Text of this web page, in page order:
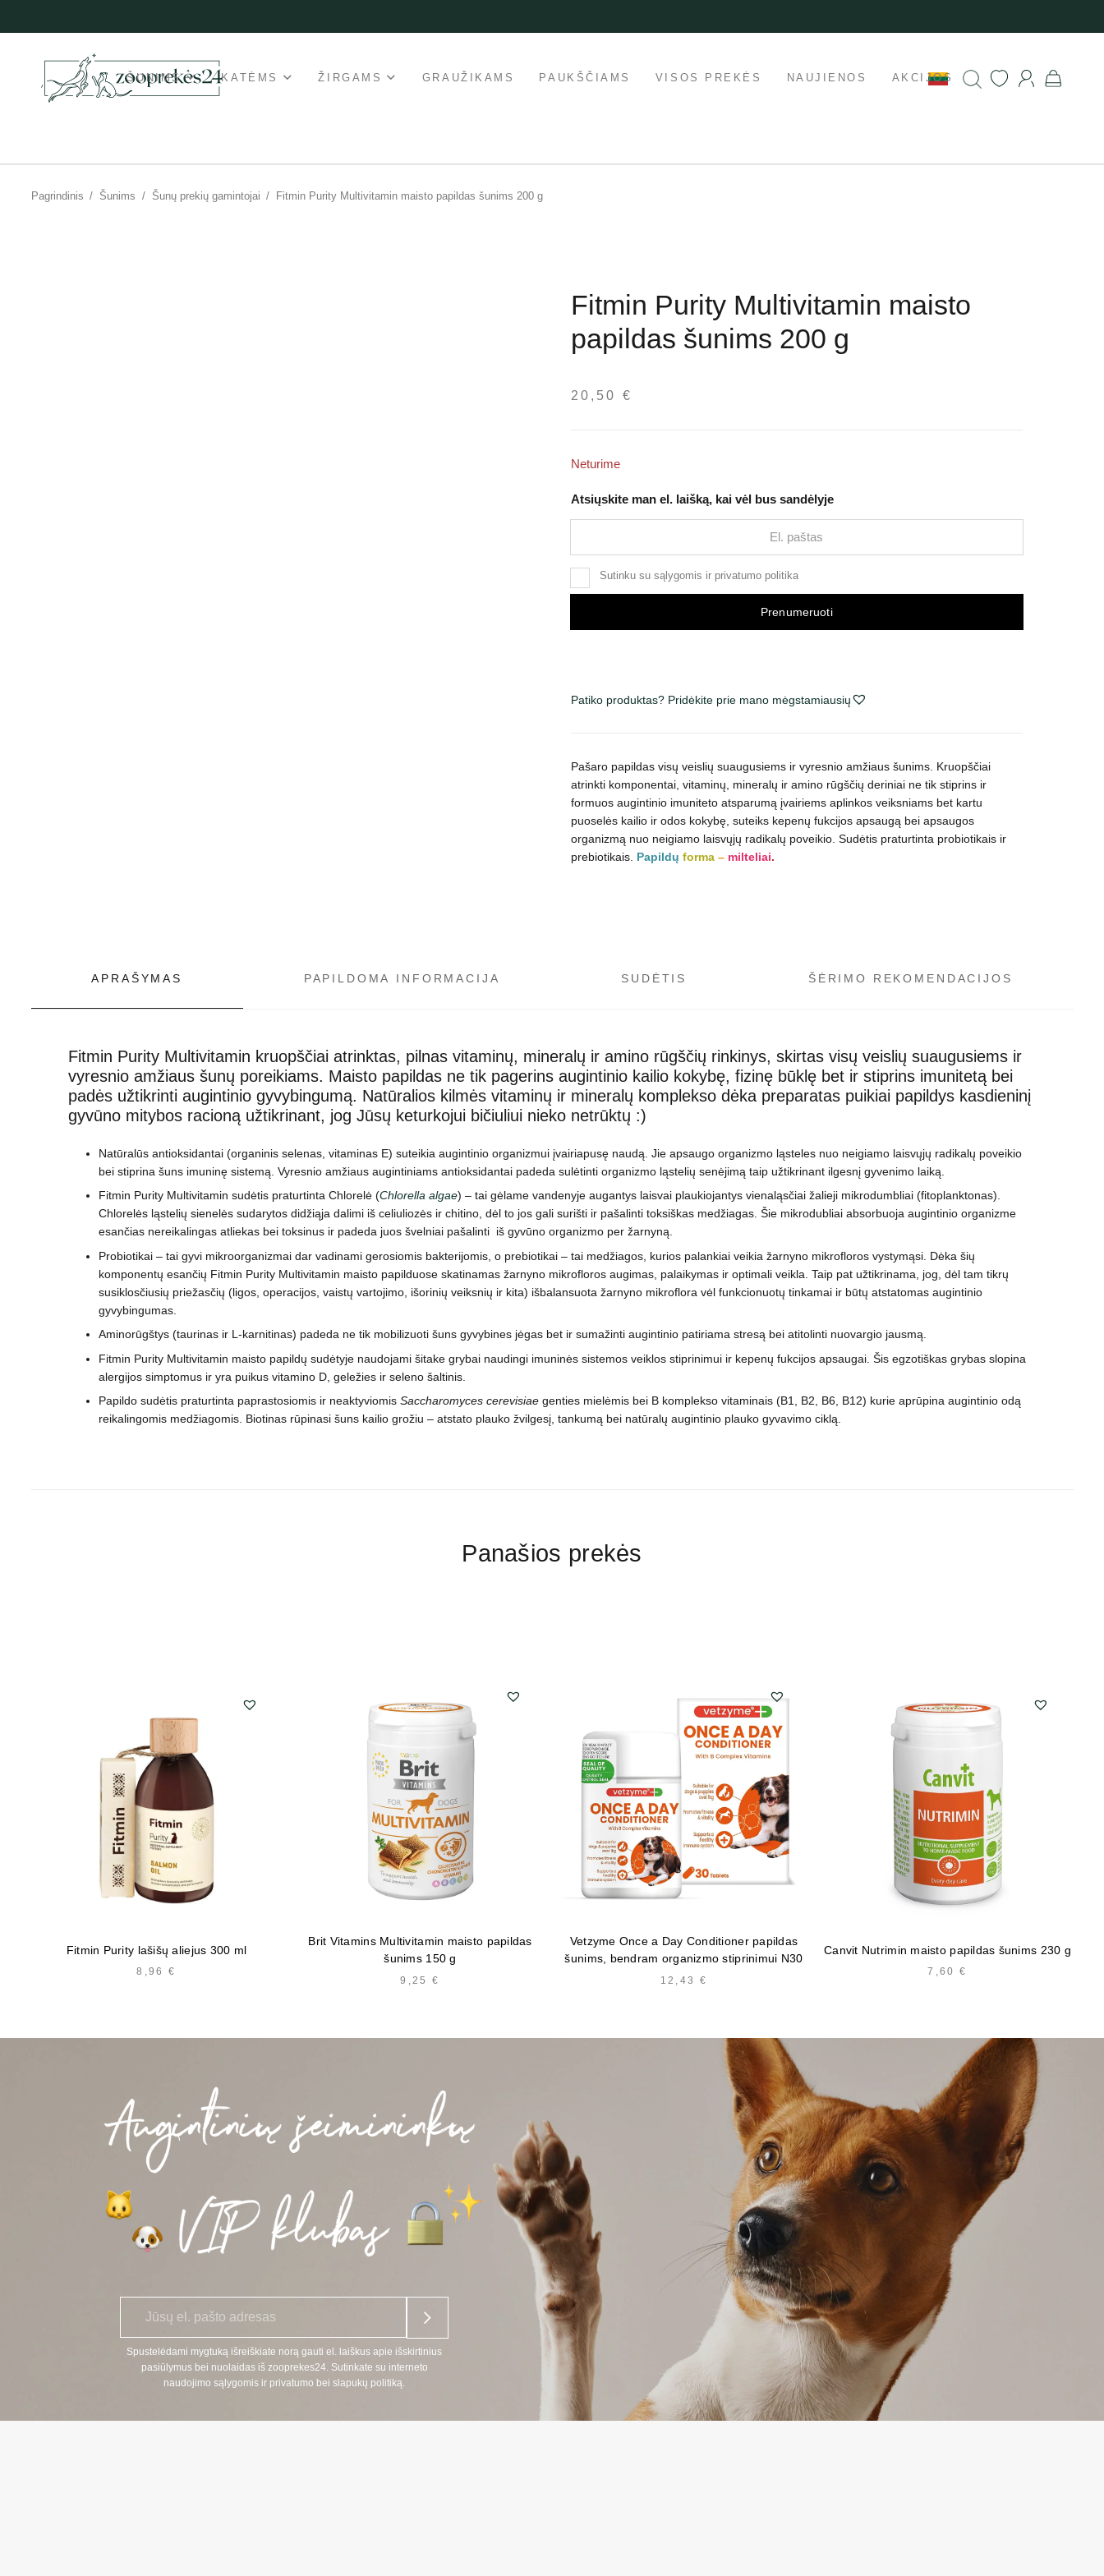
ŠUNIMS KATĖMS ŽIRGAMS GRAUŽIKAMS PAUKŠČIAMS VISOS PREKĖS NAUJIENOS AKCIJOS
Pagrindinis / Šunims / Šunų prekių gamintojai / Fitmin Purity Multivitamin maisto papildas šunims 200 g
Fitmin Purity Multivitamin maisto
papildas šunims 200 g
20,50 €
Neturime
Atsiųskite man el. laišką, kai vėl bus sandėlyje
Sutinku su sąlygomis ir privatumo politika
Prenumeruoti
Patiko produktas? Pridėkite prie mano mėgstamiausių
Pašaro papildas visų veislių suaugusiems ir vyresnio amžiaus šunims. Kruopščiai
atrinkti komponentai, vitaminų, mineralų ir amino rūgščių deriniai ne tik stiprins ir
formuos augintinio imuniteto atsparumą įvairiems aplinkos veiksniams bet kartu
puoselės kailio ir odos kokybę, suteiks kepenų fukcijos apsaugą bei apsaugos
organizmą nuo neigiamo laisvųjų radikalų poveikio. Sudėtis praturtinta probiotikais ir
prebiotikais. Papildų forma – milteliai.
APRAŠYMAS PAPILDOMA INFORMACIJA SUDĖTIS ŠĖRIMO REKOMENDACIJOS
Fitmin Purity Multivitamin kruopščiai atrinktas, pilnas vitaminų, mineralų ir amino rūgščių rinkinys, skirtas visų veislių suaugusiems ir
vyresnio amžiaus šunų poreikiams. Maisto papildas ne tik pagerins augintinio kailio kokybę, fizinę būklę bet ir stiprinsimunitetąbei
padės užtikrinti augintinio gyvybingumą. Natūralios kilmės vitaminų ir mineralų komplekso dėka preparatas puikiai papildys kasdieninį
gyvūno mitybos racioną užtikrinant, jog Jūsų keturkojui bičiuliui nieko netrūktų :)
Natūralūs antioksidantai (organinis selenas, vitaminas E) suteikia augintinio organizmui įvairiapusę naudą. Jie apsaugo organizmo ląsteles nuo neigiamo laisvųjų radikalų poveikio
bei stiprina šuns imuninę sistemą. Vyresnio amžiaus augintiniams antioksidantai padeda sulėtinti organizmo ląstelių senėjimą taip užtikrinant ilgesnį gyvenimo laiką.
Fitmin Purity Multivitamin sudėtis praturtinta Chlorelė (Chlorella algae) – tai gėlame vandenyje augantys laisvai plaukiojantys vienaląsčiai žalieji mikrodumbliai (fitoplanktonas).
Chlorelės ląstelių sienelės sudarytos didžiąja dalimi iš celiuliozės ir chitino, dėl to jos gali surišti ir pašalinti toksiškas medžiagas. Šie mikrodubliai absorbuoja augintinio organizme
esančias nereikalingas atliekas bei toksinus ir padeda juos švelniai pašalinti iš gyvūno organizmo per žarnyną.
Probiotikai – tai gyvi mikroorganizmai dar vadinami gerosiomis bakterijomis, o prebiotikai – tai medžiagos, kurios palankiai veikia žarnyno mikrofloros vystymąsi. Dėka šių
komponentų esančių Fitmin Purity Multivitamin maisto papilduose skatinamas žarnyno mikrofloros augimas, palaikymas ir optimali veikla. Taip pat užtikrinama, jog, dėl tam tikrų
susiklosčiusių priežasčių (ligos, operacijos, vaistų vartojimo, išorinių veiksnių ir kita) išbalansuota žarnyno mikroflora vėl funkcionuotų tinkamai ir būtų atstatomas augintinio
gyvybingumas.
Aminorūgštys (taurinas ir L-karnitinas) padeda ne tik mobilizuoti šuns gyvybines jėgas bet ir sumažinti augintinio patiriama stresą bei atitolinti nuovargio jausmą.
Fitmin Purity Multivitamin maisto papildų sudėtyje naudojami šitake grybai naudingi imuninės sistemos veiklos stiprinimui ir kepenų fukcijos apsaugai. Šis egzotiškas grybas slopina
alergijos simptomus ir yra puikus vitamino D, geležies ir seleno šaltinis.
Papildo sudėtis praturtinta paprastosiomis ir neaktyviomis Saccharomyces cerevisiae genties mielėmis bei B komplekso vitaminais (B1, B2, B6, B12) kurie aprūpina augintinio odą
reikalingomis medžiagomis. Biotinas rūpinasi šuns kailio grožiu – atstato plauko žvilgesį, tankumą bei natūralų augintinio plauko gyvavimo ciklą.
Panašios prekės
Fitmin Purity lašišų aliejus 300 ml
8,96€
Brit Vitamins Multivitamin maisto papildas
šunims 150 g
9,25€
Vetzyme Once a Day Conditioner papildas
šunims, bendram organizmo stiprinimui N30
12,43 €
Canvit Nutrimin maisto papildas šunims 230 g
7,60€
p
Spustelėdami mygtuką išreiškiate norą gauti el. laiškus apie išskirtinius
pasiūlymus bei nuolaidas iš zooprekes24. Sutinkate su interneto
naudojimo sąlygomis ir privatumo bei slapukų politiką.